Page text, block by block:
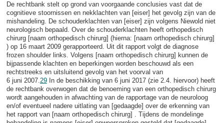
De rechtbank stelt op grond van voorgaande conclusies vast dat de
cognitieve stoornissen en nekklachten van [eiser] het gevolg zijn van de
mishandeling. De schouderklachten van [eiser] zijn volgens Niewold niet
neurologisch bepaald. Over de schouderklachten heeft orthopedisch
chirurg [naam orthopedisch chirurg] (hierna: [naam orthopedisch chirurg]
) op 16 maart 2009 gerapporteerd. Uit dit rapport volgt de diagnose
frozen shoulder links. Volgens [naam orthopedisch chirurg] kunnen de
bijpassende klachten en beperkingen worden beschouwd als een
rechtstreeks en uitsluitend gevolg van het voorval van
6 juni 2007.29In de beschikking van 6 juni 2017 (zie 2.4. hiervoor) heeft
de rechtbank overwogen dat de benoeming van een orthopedisch chirurg
wordt aangehouden in afwachting van de rapportage van de neuroloog
en/of eventueel nadere uitlating van [gedaagde] over de erkenning van
het rapport van [naam orthopedisch chirurg] . Tijdens de mondelinge